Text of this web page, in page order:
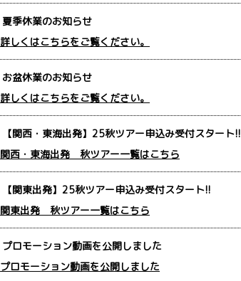
夏季休業のお知らせ
詳しくはこちらをご覧ください。
お盆休業のお知らせ
詳しくはこちらをご覧ください。
【関西・東海出発】25秋ツアー申込み受付スタート!!
関西・東海出発 秋ツアー一覧はこちら
【関東出発】25秋ツアー申込み受付スタート!!
関東出発 秋ツアー一覧はこちら
プロモーション動画を公開しました
プロモーション動画を公開しました